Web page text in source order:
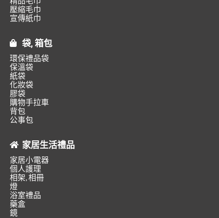
壓縮毛巾
宣傳紙巾
袋, 箱包
環保禮品袋
保溫袋
紙袋
化妝袋
膠袋
購物手拉車
背包
公事包
家居生活禮品
家居小電器
個人護理
相架, 相冊
燈
浴室禮品
藥盒
鏡